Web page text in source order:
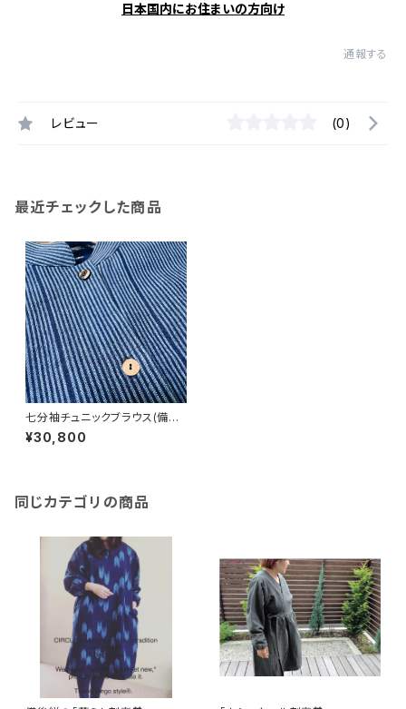
日本国内にお住まいの方向け
通報する
レビュー (0)
最近チェックした商品
七分袖チュニックブラウス(備後
縞と備後絣)
¥30,800
同じカテゴリの商品